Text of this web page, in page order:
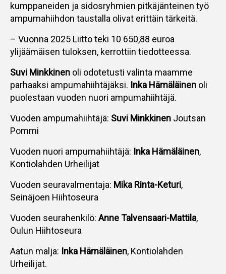
kumppaneiden ja sidosryhmien pitkäjänteinen työ
ampumahiihdon taustalla olivat erittäin tärkeitä.
– Vuonna 2025 Liitto teki 10 650,88 euroa
ylijäämäisen tuloksen, kerrottiin tiedotteessa.
Suvi Minkkinen oli odotetusti valinta maamme
parhaaksi ampumahiihtäjäksi. Inka Hämäläinen oli
puolestaan vuoden nuori ampumahiihtäjä.
Vuoden ampumahiihtäjä: Suvi Minkkinen Joutsan
Pommi
Vuoden nuori ampumahiihtäjä: Inka Hämäläinen,
Kontiolahden Urheilijat
Vuoden seuravalmentaja: Mika Rinta-Keturi,
Seinäjoen Hiihtoseura
Vuoden seurahenkilö: Anne Talvensaari-Mattila,
Oulun Hiihtoseura
Aatun malja: Inka Hämäläinen, Kontiolahden
Urheilijat.